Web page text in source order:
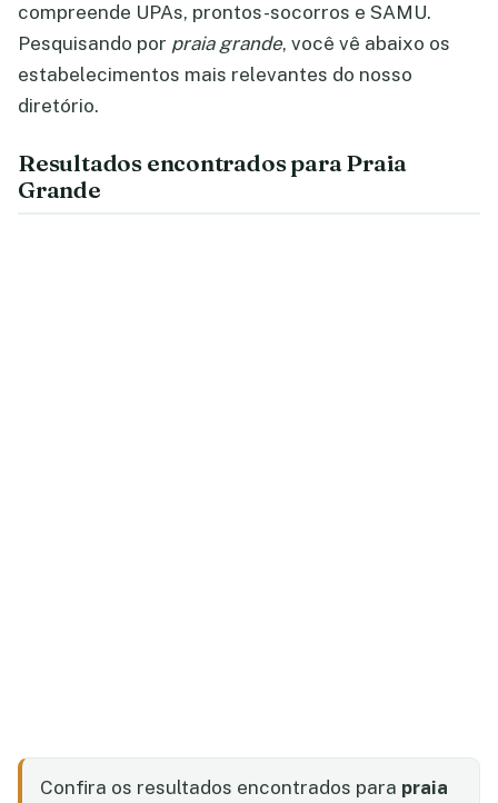
compreende UPAs, prontos-socorros e SAMU.
Pesquisando por praia grande, você vê abaixo os
estabelecimentos mais relevantes do nosso
diretório.
Resultados encontrados para Praia
Grande
Confira os resultados encontrados para praia